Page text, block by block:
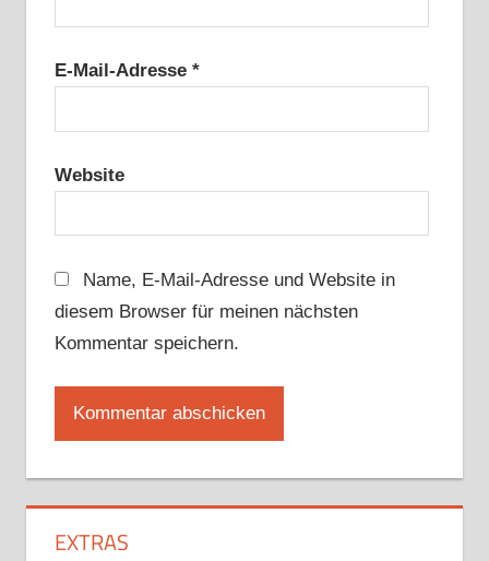
E-Mail-Adresse *
Website
Name, E-Mail-Adresse und Website in
diesem Browser für meinen nächsten
Kommentar speichern.
EXTRAS